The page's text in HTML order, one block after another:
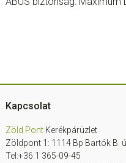
Footer
Kapcsolat
Zöld PontKerékpárüzlet
Zöldpont 1: 1114 Bp Bartók B.
Tel:+36 1 365-09-45